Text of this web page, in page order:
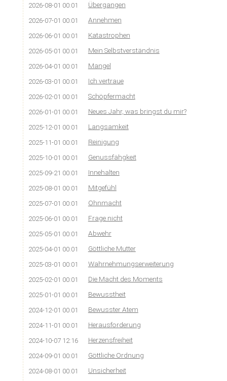
2026-08-01 00:01 Übergangen
2026-07-01 00:01 Annehmen
2026-06-01 00:01 Katastrophen
2026-05-01 00:01 Mein Selbstverständnis
2026-04-01 00:01 Mangel
2026-03-01 00:01 Ich vertraue
2026-02-01 00:01 Schöpfermacht
2026-01-01 00:01 Neues Jahr, was bringst du mir?
2025-12-01 00:01 Langsamkeit
2025-11-01 00:01 Reinigung
2025-10-01 00:01 Genussfähgkeit
2025-09-21 00:01 Innehalten
2025-08-01 00:01 Mitgefühl
2025-07-01 00:01 Ohnmacht
2025-06-01 00:01 Frage nicht
2025-05-01 00:01 Abwehr
2025-04-01 00:01 Göttliche Mutter
2025-03-01 00:01 Wahrnehmungserweiterung
2025-02-01 00:01 Die Macht des Moments
2025-01-01 00:01 Bewusstheit
2024-12-01 00:01 Bewusster Atem
2024-11-01 00:01 Herausforderung
2024-10-07 12:16 Herzensfreiheit
2024-09-01 00:01 Göttliche Ordnung
2024-08-01 00:01 Unsicherheit